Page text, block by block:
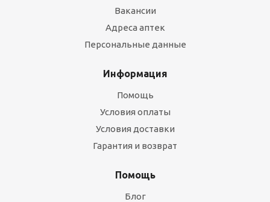
Вакансии
Адреса аптек
Персональные данные
Информация
Помощь
Условия оплаты
Условия доставки
Гарантия и возврат
Помощь
Блог